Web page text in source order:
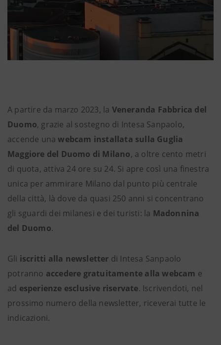
A partire da marzo 2023, la Veneranda Fabbrica del
Duomo, grazie al sostegno di Intesa Sanpaolo,
accende unawebcam installata sulla Guglia
Maggiore del Duomo di Milano, a oltre cento metri
di quota, attiva 24 ore su 24. Si apre così una finestra
unica per ammirare Milano dal punto più centrale
della città, là dove da quasi 250 anni si concentrano
gli sguardi dei milanesi e dei turisti: la Madonnina
del Duomo.
Gli iscritti alla newsletter di Intesa Sanpaolo
potranno accedere gratuitamente alla webcam e
ad esperienze esclusive riservate. Iscrivendoti, nel
prossimo numero della newsletter, riceverai tutte le
indicazioni.